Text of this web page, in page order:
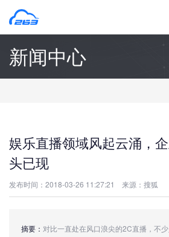
新闻中心
娱乐直播领域风起云涌，
头已现
发布时间：2018-03-26 11:27:21 来源：搜狐
摘要： 对比一直处在风口浪尖的2C直播，不